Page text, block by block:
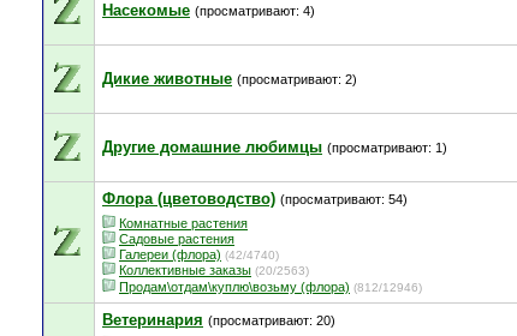
Насекомые (просматривают: 4)
Дикие животные (просматривают: 2)
Другие домашние любимцы (просматривают: 1)
Флора (цветоводство) (просматривают: 54)
Комнатные растения
Садовые растения
Галереи (флора) (42/4740)
Коллективные заказы (20/2563)
Продам\отдам\куплю\возьму (флора) (812/12946)
Ветеринария (просматривают: 20)